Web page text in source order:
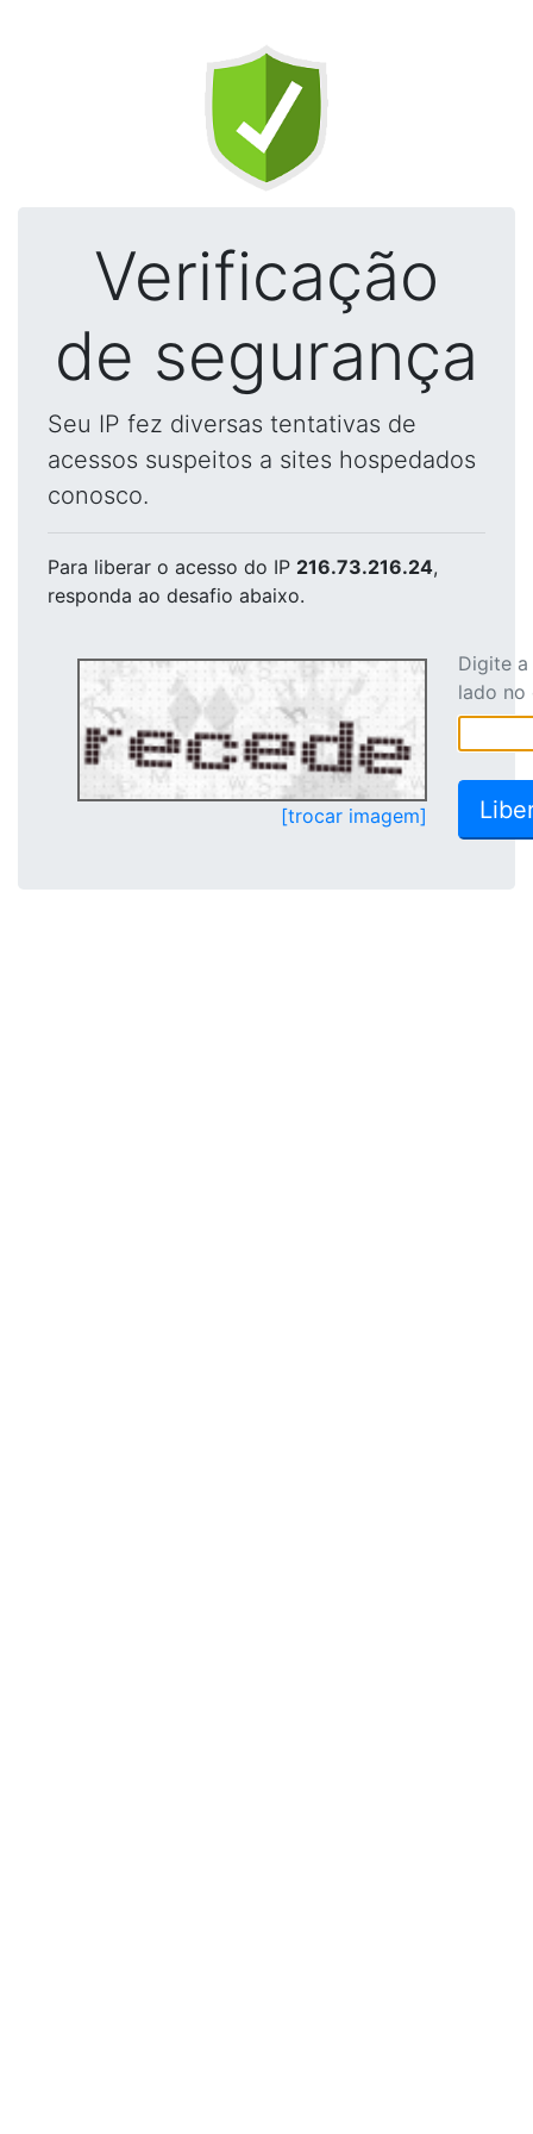
Verificação
de segurança
Seu IP fez diversas tentativas de
acessos suspeitos a sites hospedados
conosco.
Para liberar o acesso do IP 216.73.216.24,
responda ao desafio abaixo.
[trocar imagem]
Digite
lado no